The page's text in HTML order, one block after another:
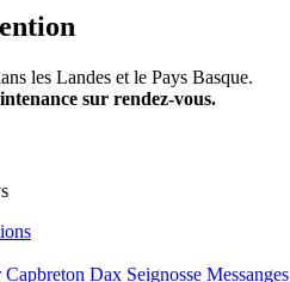
les Landes et le Pays Basque.
sur rendez-vous.
Capbreton Dax Seignosse Messanges